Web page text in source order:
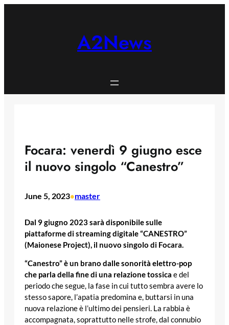
A2News
Focara: venerdì 9 giugno esce
il nuovo singolo “Canestro”
June 5, 2023•master
Dal 9 giugno 2023 sarà disponibile sulle
piattaforme di streaming digitale “CANESTRO”
(Maionese Project), il nuovo singolo di Focara.
“Canestro” è un brano dalle sonorità elettro-pop
che parla della fine di una relazione tossica e del
periodo che segue, la fase in cui tutto sembra avere lo
stesso sapore, l’apatia predomina e, buttarsi in una
nuova relazione è l’ultimo dei pensieri. La rabbia è
accompagnata, soprattutto nelle strofe, dal connubio